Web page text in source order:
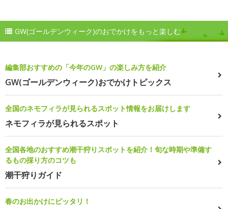
GW(ゴールデンウィーク)のおでかけをもっと楽しむ
編集部おすすめの「今年のGW」の楽しみ方を紹介
GW(ゴールデンウィーク)おでかけトピックス
全国のネモフィラが見られるスポット情報をお届けします
ネモフィラが見られるスポット
全国各地のおすすめ潮干狩りスポットを紹介！旬な時期や準備す
るもの採り方のコツも
潮干狩りガイド
春のお出かけにピッタリ！